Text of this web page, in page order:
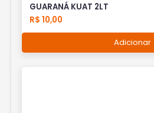
GUARANÁ KUAT 2LT
R$ 10,00
Adicionar